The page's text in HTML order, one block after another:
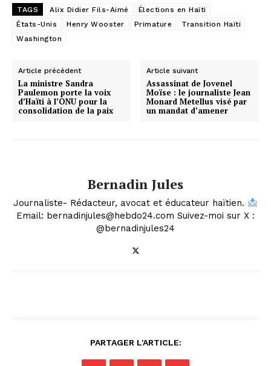
TAGS Alix Didier Fils-Aimé
Élections en Haïti
États-Unis
Henry Wooster Primature
Transition Haïti
Washington
Article précédent
La ministre Sandra
Paulemon porte la voix
d’Haïti à l’ONU pour la
consolidation de la paix
Article suivant
Assassinat de Jovenel
Moïse : le journaliste Jean
Monard Metellus visé par
un mandat d’amener
Bernadin Jules
Journaliste- Rédacteur, avocat et éducateur haïtien.
Email: bernadinjules@hebdo24.com Suivez-moi sur X :
@bernadinjules24
PARTAGER L'ARTICLE: